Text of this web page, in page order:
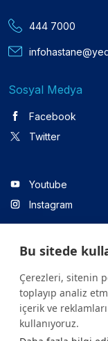
444 7000
Sosyal Medya
Facebook
Twitter
Youtube
Instagram
Linkedin
Sitede yer alan tüm
Sağlığınızla ilgili
Bu sitede
Çerezleri, sitenin
toplayıp analiz
içerik ve
kullanıyoruz.